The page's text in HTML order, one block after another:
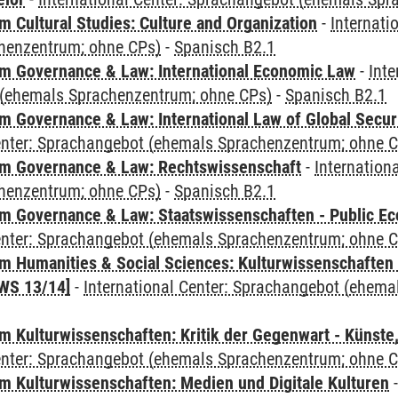
Cultural Studies: Culture and Organization -
ohne CPs) - Spanisch B2.1
Governance & Law: International Economic Law -
Sprachenzentrum; ohne CPs) - Spanisch B2.1
Governance & Law: International Law of Global
Sprachangebot (ehemals Sprachenzentrum; ohne
Governance & Law: Rechtswissenschaft -
ohne CPs) - Spanisch B2.1
Governance & Law: Staatswissenschaften - Public
Sprachangebot (ehemals Sprachenzentrum; ohne
Humanities & Social Sciences:
13/14] - International Center: Sprachangebot
Kulturwissenschaften: Kritik der Gegenwart -
Sprachangebot (ehemals Sprachenzentrum; ohne
Kulturwissenschaften: Medien und Digitale Kulturen